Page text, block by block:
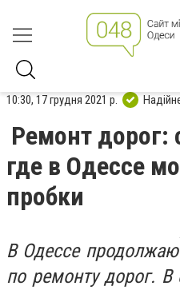
10:30, 17 грудня 2021 р.
Ремонт дорог:
где в Одессе
пробки
В Одессе
по ремонту дорог.